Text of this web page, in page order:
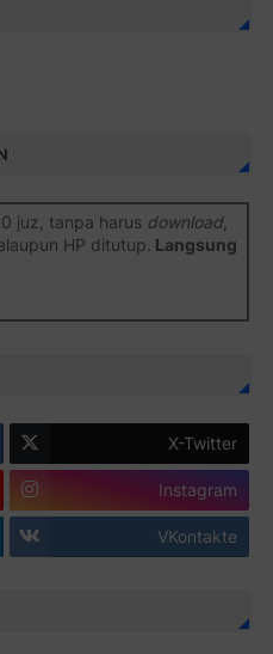
juz, tanpa harus download,
HP ditutup. Langsung
X-Twitter
Instagram
VKontakte